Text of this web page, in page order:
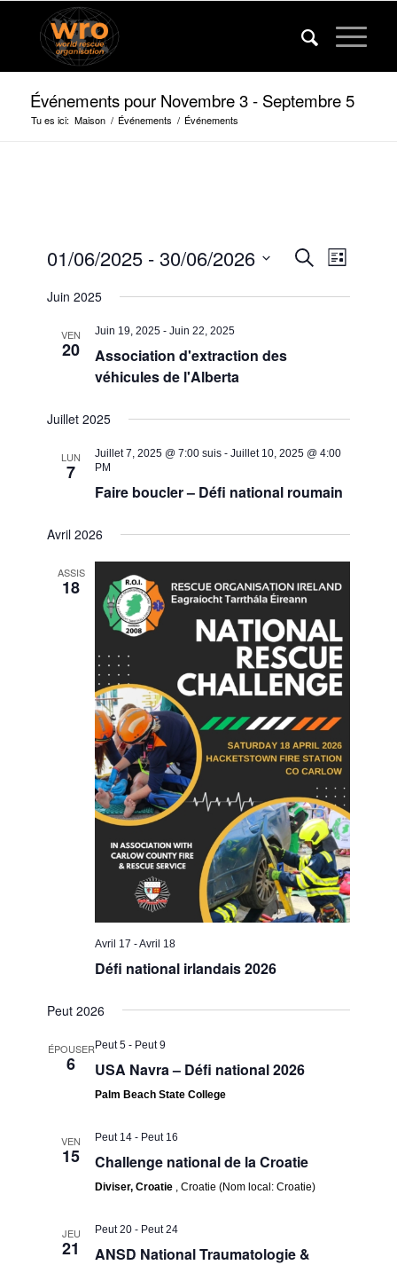
Événements pour Novembre 3 - Septembre 5
Tu es ici: Maison / Événements / Événements
Recherche
Vues
Liste
01/06/2025 - 30/06/2026
la
Juin 2025
VEN
20
Juin 19, 2025 -Juin 22, 2025
Association d'extraction des
véhicules de l'Alberta
Juillet 2025
LUN
7
Juillet 7, 2025 @ 7:00 suis -Juillet 10, 2025 @ 4:00
PM
Faire boucler – Défi national roumain
Avril 2026
ASSIS
18
Avril 17 -Avril 18
Défi national irlandais 2026
Peut 2026
ÉPOUSER
6
Peut 5 - Peut 9
USA Navra – Défi national 2026
Palm Beach State College
VEN
15
Peut 14 - Peut 16
Challenge national de la Croatie
Diviser, Croatie , Croatie (Nom local: Croatie)
JEU
21
Peut 20 - Peut 24
ANSD National Traumatologie &